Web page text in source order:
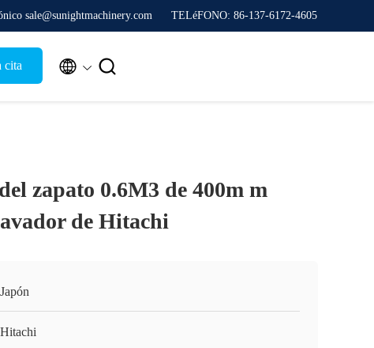
sale@sunightmachinery.com TELéFONO: 86-137-6172-4605
cita  
zapato 0.6M3 de 400m m
de Hitachi
Japón
Hitachi